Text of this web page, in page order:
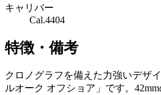
キャリバー
Cal.4404
特徴・備考
クロノグラフを備えた力強いデザ
ルオーク オフショア」です。